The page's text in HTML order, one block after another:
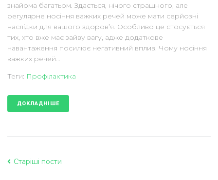
знайома багатьом. Здається, нічого страшного, але
регулярне носіння важких речей може мати серйозні
наслідки для вашого здоров’я. Особливо це стосується
тих, хто вже має зайву вагу, адже додаткове
навантаження посилює негативний вплив. Чому носіння
важких речей...
Теги: Профілактика
ДОКЛАДНІШЕ
Старіші пости